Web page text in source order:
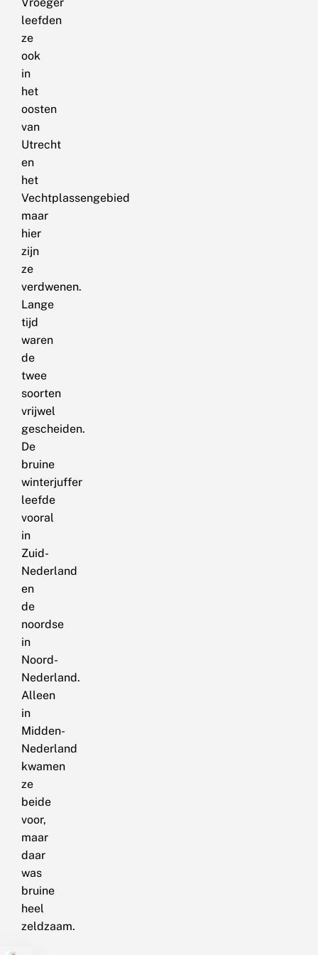
leefden
ze
ook
in
het
oosten
van
Utrecht
en
het
Vechtplassengebied
maar
hier
zijn
ze
verdwenen.
Lange
tijd
waren
de
twee
soorten
vrijwel
gescheiden.
De
bruine
winterjuffer
leefde
vooral
in
Zuid-
Nederland
en
de
noordse
in
Noord-
Nederland.
Alleen
in
Midden-
Nederland
kwamen
ze
beide
voor,
maar
daar
was
bruine
heel
zeldzaam.